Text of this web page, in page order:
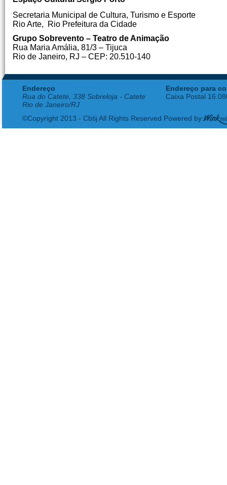
Secretaria Municipal de Cultura, Turismo e Esporte
Rio Arte, Rio Prefeitura da Cidade
Grupo Sobrevento – Teatro de Animação
Rua Maria Amália, 81/3 – Tijuca
Rio de Janeiro, RJ – CEP: 20.510-140
Endereço
Rua do Catete, 338 Sobreloja - Catete
Rio de Janeiro/RJ
Endereço para
Caixa Postal
©Copyright 2013 - Cbtij All Rights Reserved Powered by: